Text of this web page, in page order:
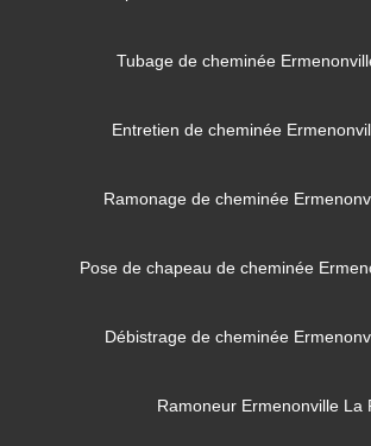
Tubage de cheminée
Entretien de cheminée
Ramonage de cheminée
Pose de chapeau de cheminée
Débistrage de cheminée
Ramoneur Ermenonville La